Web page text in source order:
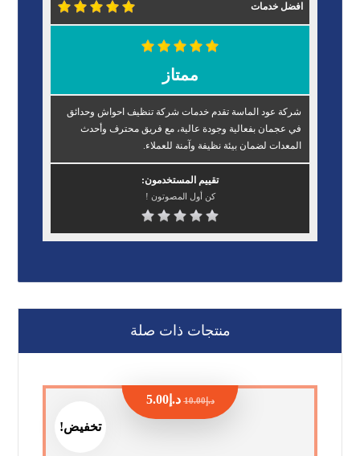
افضل خدمات
ممتاز
شركة عود الماسة تقدم خدمات شركة تنظيف احواش وحدائق
في عجمان بفعالية وجودة عالية، مع فريق محترف وأحدث
المعدات لضمان بيئة نظيفة وآمنة للعملاء.
تقييم المستخدمون:
كن أول المصوتون !
منتجات ذات صلة
تخفيض!
د.إ10.00 د.إ5.00